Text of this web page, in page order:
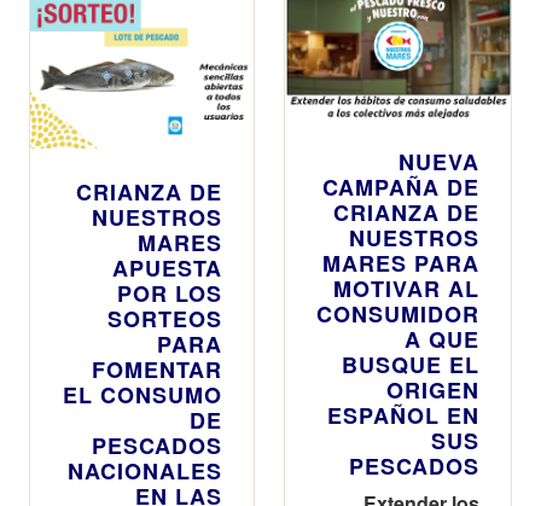
CRIANZA DE
NUESTROS
MARES
APUESTA
POR LOS
SORTEOS
PARA
FOMENTAR
EL CONSUMO
DE
PESCADOS
NACIONALES
EN LAS
NUEVA
CAMPAÑA DE
CRIANZA DE
NUESTROS
MARES PARA
MOTIVAR AL
CONSUMIDOR
A QUE
BUSQUE EL
ORIGEN
ESPAÑOL EN
SUS
PESCADOS